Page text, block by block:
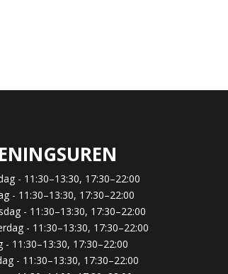
- 11:30–13:30, 17:30–22:00
- 11:30–13:30, 17:30–22:00
- 11:30–13:30, 17:30–22:00
- 11:30–13:30, 17:30–22:00
- 11:30–13:30, 17:30–22:00
- 11:30–13:30, 17:30–22:00